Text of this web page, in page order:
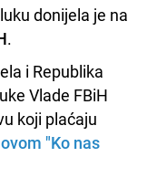
donijela je na
.
i Republika
Vlade FBiH
koji plaćaju
"Ko nas